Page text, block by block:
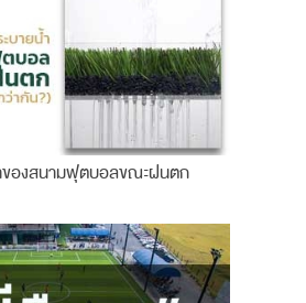
ของสนามฟุตบอลขณะฝนตก